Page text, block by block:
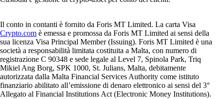
Il conto in contanti è fornito da Foris MT Limited. La carta Visa
Crypto.com è emessa e promossa da Foris MT Limited ai sensi della
sua licenza Visa Principal Member (Issuing). Foris MT Limited è una
società a responsabilità limitata costituita a Malta, con numero di
registrazione C 90348 e sede legale al Level 7, Spinola Park, Triq
Mikiel Ang Borg, SPK 1000, St. Julians, Malta, debitamente
autorizzata dalla Malta Financial Services Authority come istituto
finanziario abilitato all’emissione di denaro elettronico ai sensi del 3°
Allegato al Financial Institutions Act (Electronic Money Institutions).